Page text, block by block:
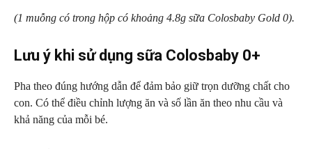
(1 muỗng có trong hộp có khoảng 4.8g sữa Colosbaby Gold 0).
Lưu ý khi sử dụng sữa Colosbaby 0+
Pha theo đúng hướng dẫn để đảm bảo giữ trọn dưỡng chất cho
con. Có thể điều chỉnh lượng ăn và số lần ăn theo nhu cầu và
khả năng của mỗi bé.